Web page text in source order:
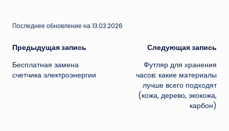
Последнее обновление на 13.03.2026
Навигация
записи
Предыдущая запись
Бесплатная замена
счетчика электроэнергии
Следующая запись
Футляр для хранения
часов: какие материалы
лучше всего подходят
(кожа, дерево, экокожа,
карбон)